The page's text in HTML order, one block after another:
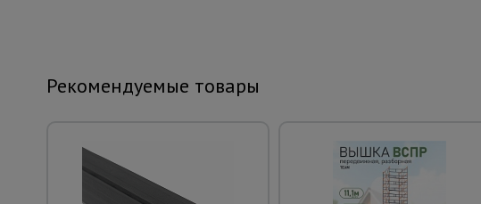
Рекомендуемые товары